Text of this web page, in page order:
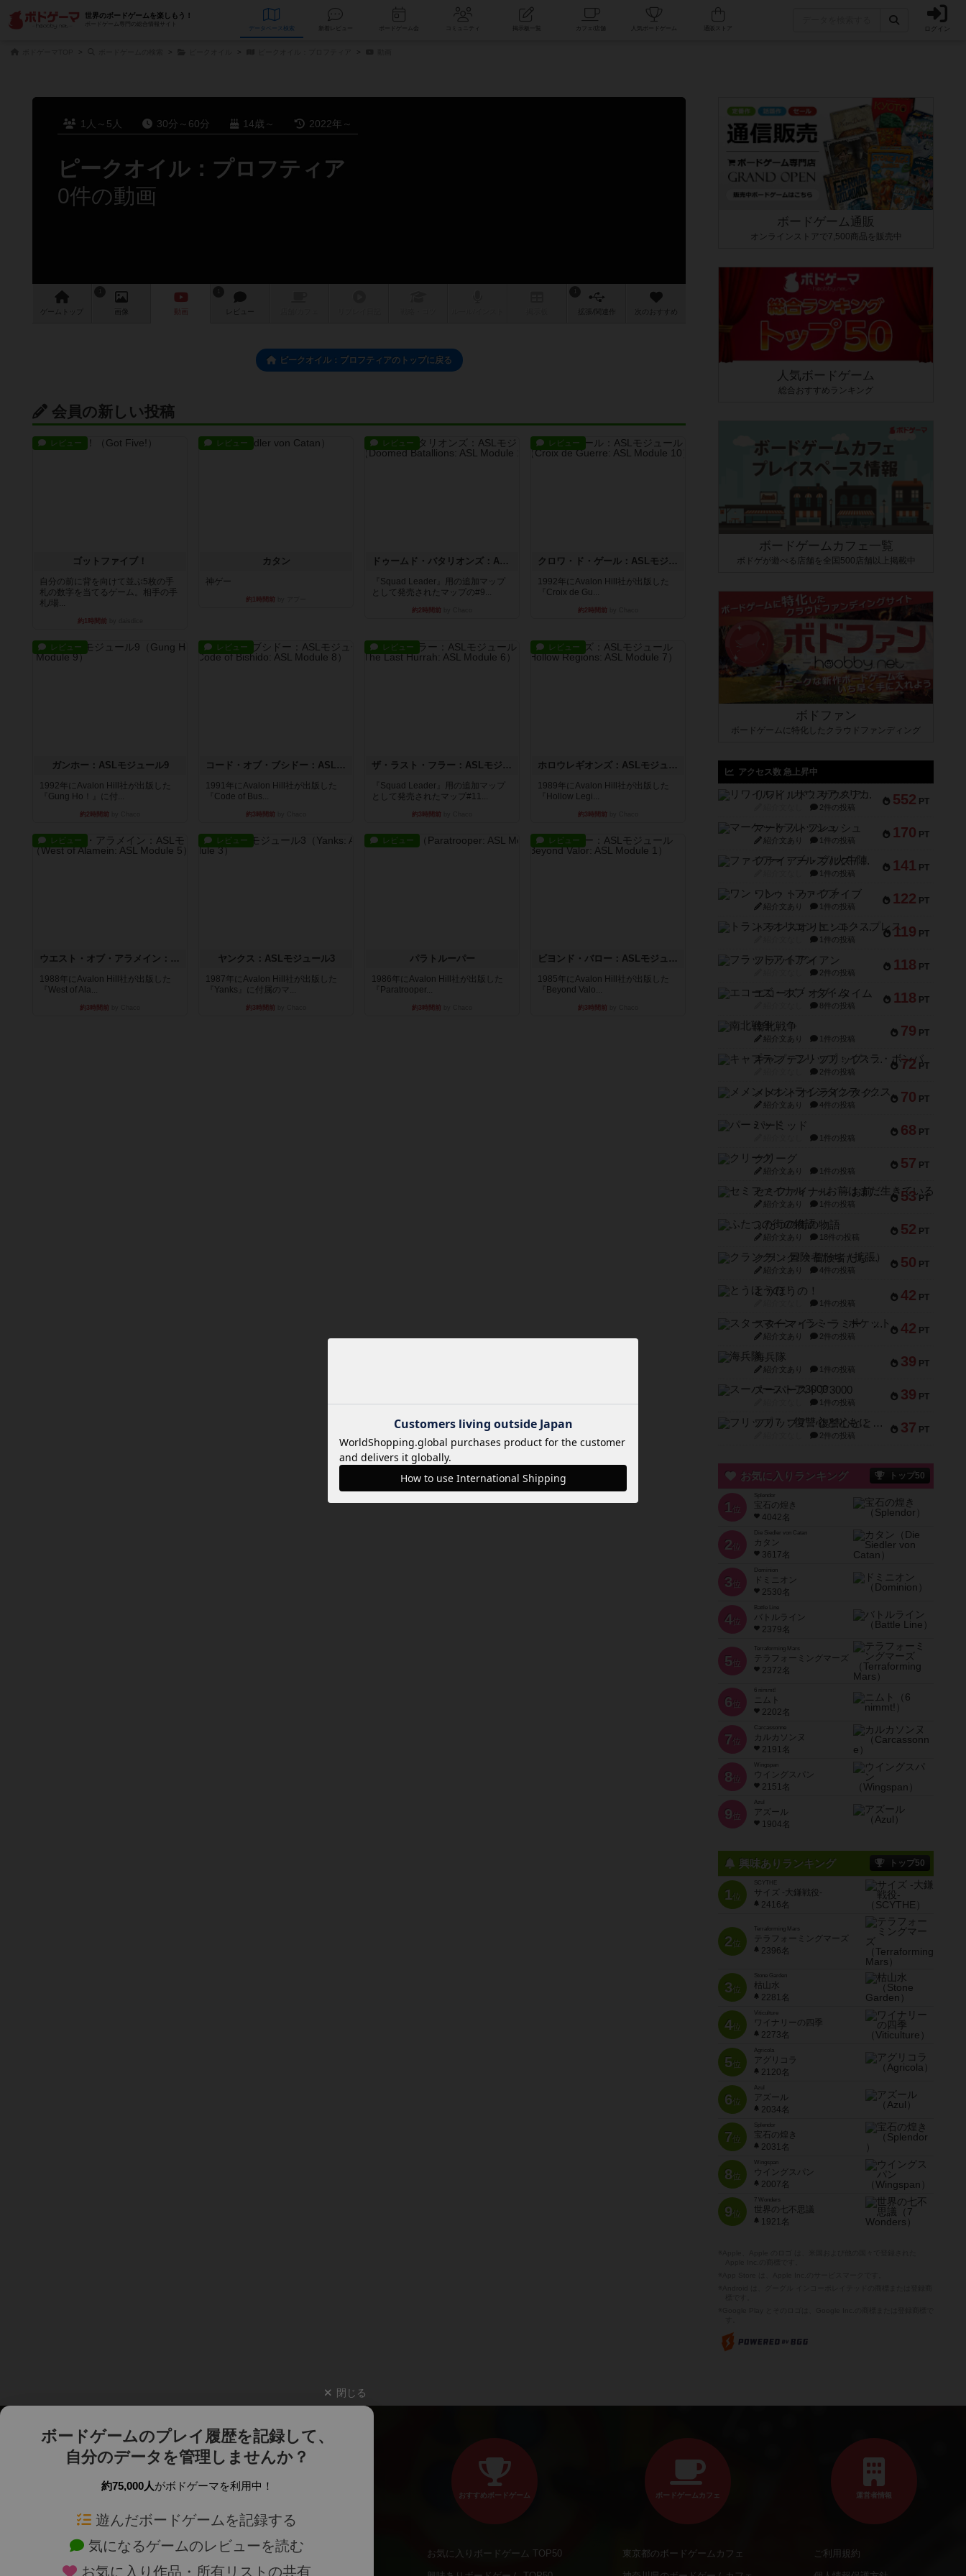
世界のボードゲームを楽しもう！
ボードゲーム専門の総合情報サイト
データベース コミュニティ 人気ボードゲーム ログイン
1人～5人 30分～60分 14歳～ 2022年～
ピークオイル：プロフティア
0件の動画
ゲーム トップ 画像 レビュー 拡張/関連 作 次のおすすめ
ピークオイル：プロフティアのトップに戻る
会員の新しい投稿
レビュー
ゴットファイブ！
自分の前に背を向けて並ぶ5枚の手
札の数字を当てるゲーム。相手の手
札/場...
約1時間前by daisdice
レビュー
カタン
神ゲー
約1時間前
レビュー
ドゥームド・バタリオンズ：ASLモジュール11
『Squad Leader』用の追加マップ
として発売されたマップの#9...
約2時間前
レビュー
クロワ・ド・ゲール：ASLモジュール10
1992年にAvalon Hill社が出版した
『Croix de Gu...
約2時間前
レビュー
ガンホー：ASLモジュール9
1992年にAvalon Hill社が出版した
『Gung Ho！』に付...
約2時間前
レビュー
コード・オブ・ブシドー：ASLモジュール8
1991年にAvalon Hill社が出版した
『Code of Bus...
約3時間前
レビュー
ザ・ラスト・フラー：ASLモジュール6
『Squad Leader』用の追加マップ
として発売されたマップ#11...
約3時間前
レビュー
ホロウレギオンズ：ASLモジュール7
1989年にAvalon Hill社が出版した
『Hollow Legi...
約3時間前
レビュー
ウエスト・オブ・アラメイン：ASLモジュール5
1988年にAvalon Hill社が出版した
『West of Ala...
約3時間前
レビュー
ヤンクス：ASLモジュール3
1987年にAvalon Hill社が出版した
『Yanks』に付属のマ...
約3時間前
レビュー
パラトルーパー
1986年にAvalon Hill社が出版した
『Paratrooper...
約3時間前
レビュー
ビヨンド・バロー：ASLモジュール1
1985年にAvalon Hill社が出版した
『Beyond Valo...
約3時間前
ボードゲーム通販
オンラインストアで7,500商品を販売中
人気ボードゲーム
総合おすすめランキング
ボードゲームカフェ一覧
ボドゲが遊べる店舗を全国500店舗以上掲載中
ボドファン
ボードゲームに特化したクラウドファンディング
アクセス数 急上昇中
552 PT
リワイルド：サウスアメリカ
2件の投稿
170 PT
マーケットフレッシュ
紹介文あり 1件の投稿
141 PT
ファイアー・ブルズ / 火牛陣
1件の投稿
122 PT
ワン・トゥ・ファイブ
紹介文あり 1件の投稿
119 PT
トランスオリエント・エクスプレス
1件の投稿
118 PT
フラットアイアン
2件の投稿
118 PT
エコーズ・オブ・タイム
8件の投稿
79 PT
南北戦争
紹介文あり 1件の投稿
72 PT
キャプテン・フリップ：イスラ・ボンバ
2件の投稿
70 PT
メメントオンラインタクティクス
紹介文あり 4件の投稿
68 PT
パーミッド
1件の投稿
57 PT
クリーグ
紹介文あり 1件の投稿
53 PT
セミファイナル ～お前はまだ生きている～
紹介文あり 1件の投稿
52 PT
ふたつの街の物語
紹介文あり 18件の投稿
50 PT
クランク! ：冒険者たち（拡張）
紹介文あり 4件の投稿
42 PT
とうほうの！
1件の投稿
42 PT
スターマイン・ラミー ポケット
紹介文あり 2件の投稿
39 PT
海兵隊
紹介文あり 1件の投稿
39 PT
スーパーストア3000
1件の投稿
37 PT
フリップ７：復讐心とともに
2件の投稿
お気に入りランキング トップ50
1位
Splendor
宝石の煌き
4042名
2位
Die Siedler von Catan
カタン
3617名
3位
Dominion
ドミニオン
2530名
4位
Battle Line
バトルライン
2379名
5位
Terraforming Mars
テラフォーミングマーズ
2372名
6位
6 nimmt!
ニムト
2202名
7位
Carcassonne
カルカソンヌ
2191名
8位
Wingspan
ウイングスパン
2151名
9位
Azul
アズール
1904名
興味ありランキング トップ50
1位
SCYTHE
サイズ -大鎌戦役-
2416名
2位
Terraforming Mars
テラフォーミングマーズ
2396名
3位
Stone Garden
枯山水
2281名
4位
Viticulture
ワイナリーの四季
2273名
5位
Agricola
アグリコラ
2120名
6位
Azul
アズール
2034名
7位
Splendor
宝石の煌き
2031名
8位
Wingspan
ウイングスパン
2007名
9位
7 Wonders
世界の七不思議
1921名
閉じる
ボードゲームのプレイ履歴を記録して、
自分のデータを管理しませんか？
約75,000人がボドゲーマを利用中！
遊んだボードゲームを記録する
気になるゲームのレビューを読む
お気に入り作品・所有リストの共有
ボードゲームを検索する 新作・再入荷情報
おすすめボードゲーム
お気に入りボードゲーム TOP50
ボードゲームカフェ
東京都のボードゲームカフェ
運営者情報
ご利用規約